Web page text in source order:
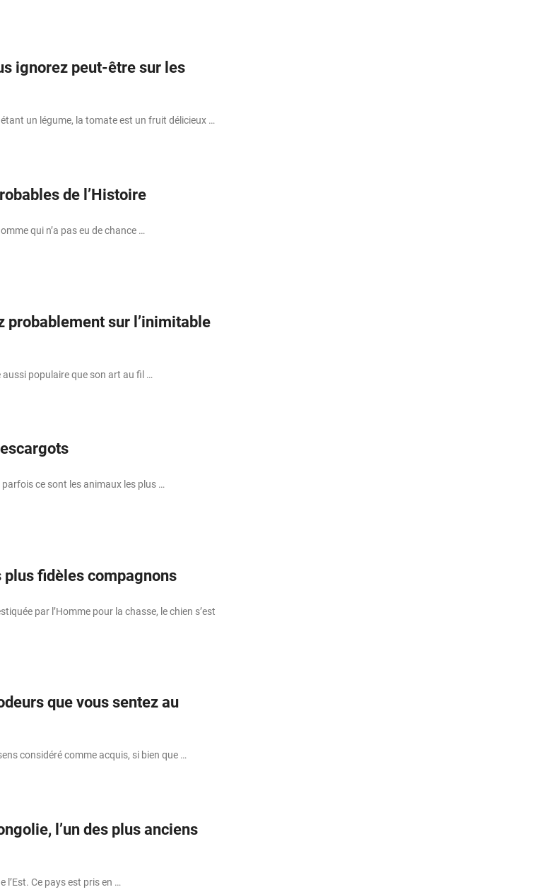
ignorez peut-être sur les
un légume, la tomate est un fruit délicieux …
de l’Histoire
qui n’a pas eu de chance …
probablement sur l’inimitable
populaire que son art au fil …
ce sont les animaux les plus …
fidèles compagnons
par l’Homme pour la chasse, le chien s’est
que vous sentez au
considéré comme acquis, si bien que …
l’un des plus anciens
l’Est. Ce pays est pris en …